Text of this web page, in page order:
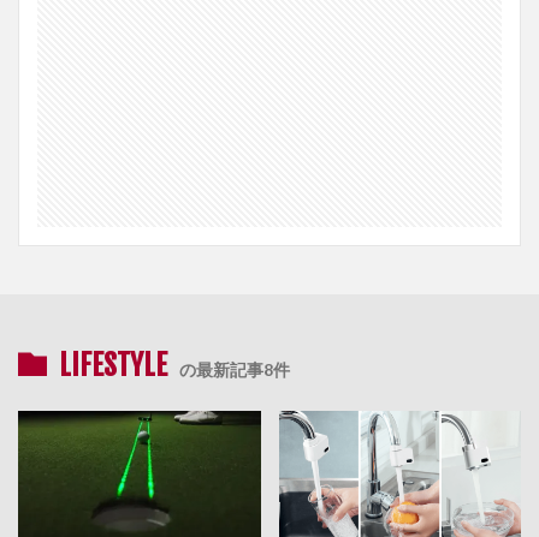
LIFESTYLE の最新記事8件